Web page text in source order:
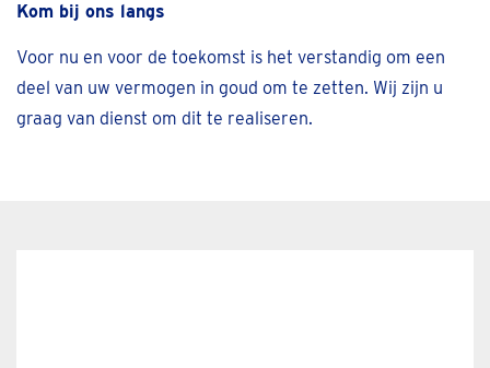
Kom bij ons langs
Voor nu en voor de toekomst is het verstandig om een
deel van uw vermogen in goud om te zetten. Wij zijn u
graag van dienst om dit te realiseren.